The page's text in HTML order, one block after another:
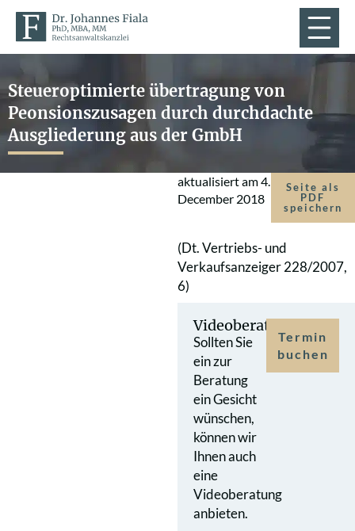
Steueroptimierte übertragung von
Peonsionszusagen durch durchdachte
Ausgliederung aus der GmbH
aktualisiert am4.
December 2018
Seite als
PDF
speichern
(Dt. Vertriebs- und
Verkaufsanzeiger 228/2007,
6)
Videoberatung
Sollten Sie
ein zur
Beratung
ein Gesicht
wünschen,
können wir
Ihnen auch
eine
Videoberatung
anbieten.
Termin
buchen